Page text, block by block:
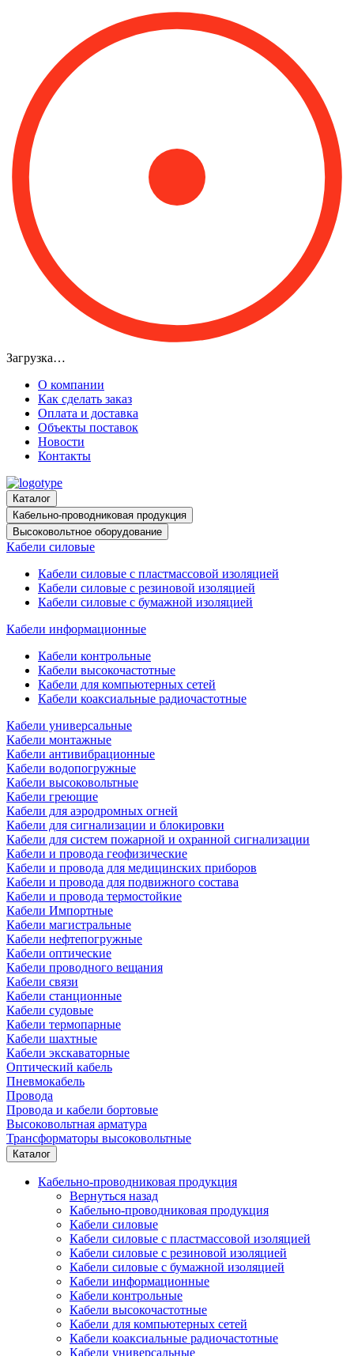
Загрузка…
О компании
Как сделать заказ
Оплата и доставка
Объекты поставок
Новости
Контакты
Каталог
Кабельно-проводниковая продукция
Высоковольтное оборудование
Кабели силовые
Кабели силовые с пластмассовой изоляцией
Кабели силовые с резиновой изоляцией
Кабели силовые с бумажной изоляцией
Кабели информационные
Кабели контрольные
Кабели высокочастотные
Кабели для компьютерных сетей
Кабели коаксиальные радиочастотные
Кабели универсальные
Кабели монтажные
Кабели антивибрационные
Кабели водопогружные
Кабели высоковольтные
Кабели греющие
Кабели для аэродромных огней
Кабели для сигнализации и блокировки
Кабели для систем пожарной и охранной сигнализации
Кабели и провода геофизические
Кабели и провода для медицинских приборов
Кабели и провода для подвижного состава
Кабели и провода термостойкие
Кабели Импортные
Кабели магистральные
Кабели нефтепогружные
Кабели оптические
Кабели проводного вещания
Кабели связи
Кабели станционные
Кабели судовые
Кабели термопарные
Кабели шахтные
Кабели экскаваторные
Оптический кабель
Пневмокабель
Провода
Провода и кабели бортовые
Высоковольтная арматура
Трансформаторы высоковольтные
Каталог
Кабельно-проводниковая продукция
Вернуться назад
Кабельно-проводниковая продукция
Кабели силовые
Кабели силовые с пластмассовой изоляцией
Кабели силовые с резиновой изоляцией
Кабели силовые с бумажной изоляцией
Кабели информационные
Кабели контрольные
Кабели высокочастотные
Кабели для компьютерных сетей
Кабели коаксиальные радиочастотные
Кабели универсальные